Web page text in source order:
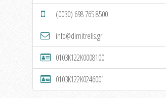
(0030) 698 765 8500
info@dimitrelis.gr
0103K122K0008100
0103K122K0246001